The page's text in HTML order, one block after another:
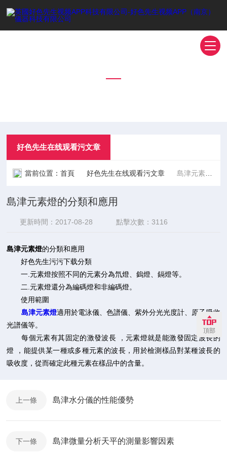
好色先生在线观看污文章
當前位置：首頁 好色先生在线观看污文章 島津元素燈的分類和應用
島津元素燈的分類和應用
更新時間：2017-08-28 點擊次數：3116
島津元素燈的分類和應用
好色先生污污下载分類
一.元素燈按照不同的元素分為氘燈、鎢燈、鎘燈等。
二.元素燈還分為編碼燈和非編碼燈。
使用範圍
島津元素燈適用於電泳儀、色譜儀、紫外分光光度計、原子吸收
光譜儀等。
每個元素有其固定的激發波長 ，元素燈就是能激發固定波長的
燈 ，能提供某一種或多種元素的波長，用於檢測樣品對某種波長的
吸收度，從而確定此種元素在樣品中的含量。
上一條 島津水分儀的性能優勢
下一條 島津微量分析天平的測量影響因素
頂部